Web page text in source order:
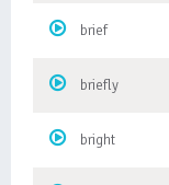
brief
briefly
bright